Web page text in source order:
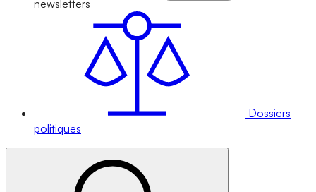
newsletters
Dossiers
politiques